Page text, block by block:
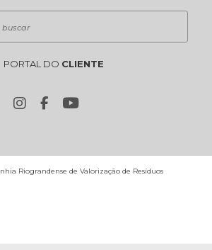
PORTAL DO CLIENTE